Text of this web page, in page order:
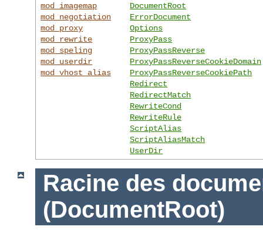
mod_imagemap
mod_negotiation
mod_proxy
mod_rewrite
mod_speling
mod_userdir
mod_vhost_alias
DocumentRoot
ErrorDocument
Options
ProxyPass
ProxyPassReverse
ProxyPassReverseCookieDomain
ProxyPassReverseCookiePath
Redirect
RedirectMatch
RewriteCond
RewriteRule
ScriptAlias
ScriptAliasMatch
UserDir
Racine des
(DocumentRoot)